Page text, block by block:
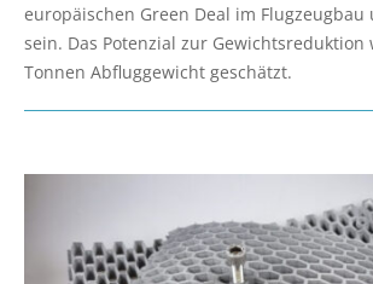
europäischen Green Deal im
sein. Das Potenzial zur
Tonnen Abfluggewicht geschätzt.